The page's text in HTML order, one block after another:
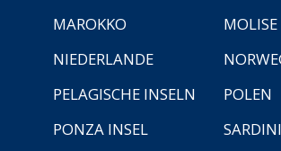
MAROKKO
MOLISE
NIEDERLANDE
PELAGISCHE INSELN
POLEN
PONZA INSEL